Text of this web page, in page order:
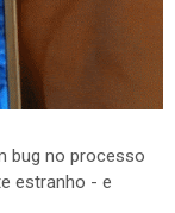
bug no processo
estranho - e